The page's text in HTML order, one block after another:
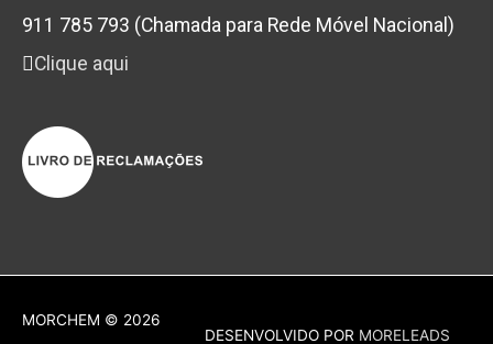
911 785 793 (Chamada para Rede Móvel Nacional)
Clique aqui
MORCHEM © 2026
DESENVOLVIDO POR MORELEADS